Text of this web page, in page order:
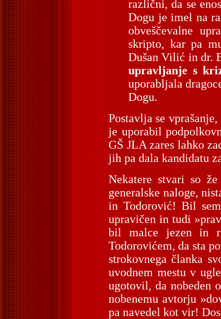
različni, da se
Dogu je imel na
obveščevalne
skripto, kar pa
Dušan Vilić in dr.
upravljanje s
uporabljala
Dogu.
Postavlja se
je uporabil
GŠ JLA zares lahko
jih pa dala kandidatu
Nekatere stvari so
generalske naloge,
in Todorović! Bil
upravičen in tudi
bil malce jezen in
Todorovićem, da sta
strokovnega članka
uvodnem mestu v
ugotovil, da nobeden
nobenemu avtorju
pa navedel kot vir!